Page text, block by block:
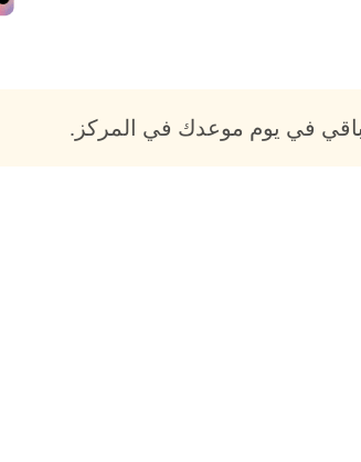
في يوم موعدك في المركز.